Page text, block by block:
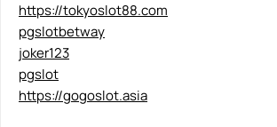
https://tokyoslot88.com
pgslotbetway
joker123
pgslot
https://gogoslot.asia